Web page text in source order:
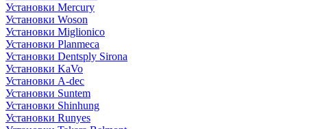
Установки Mercury
Установки Woson
Установки Miglionico
Установки Planmeca
Установки Dentsply Sirona
Установки KaVo
Установки A-dec
Установки Suntem
Установки Shinhung
Установки Runyes